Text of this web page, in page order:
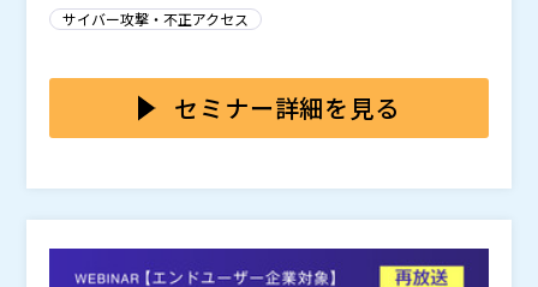
安全を担保できない時代に突入し、セキュリティの脆弱
インでもサードパーティを含めたリスク評価の重要性が
強調され、取引先のセキュリティ対策強化は企業にとっ
す。
ていますが、その作成・更新・回収・確認には膨大な手
作業が属人化し、判断基準のばらつきや回答の妥当性確
認の難しさから品質低下を招いています。本業リソース
多くの組織で共通の課題となっており、従来の手法では
持続性・拡張性に限界が生じています。
ービス」を活用し、従来のチェックシート運用の負担を
軽減する新しい方法を紹介します。有資格のセキュリテ
で評価を代行し、網羅性と客観性を担保します。さらに
評価結果はプラットフォームで一元管理され、虚偽回答
防止や最新リスクへの迅速な対応が可能となります。こ
れにより、委託先評価にかかる工数を大幅に削減すると
マジセミ株式会社（）
※共催、協賛、協力、講演企業は将来的に追加、削除さ
れる可能性があります。
サイバー攻撃・不正アクセス
セミナー詳細を見る